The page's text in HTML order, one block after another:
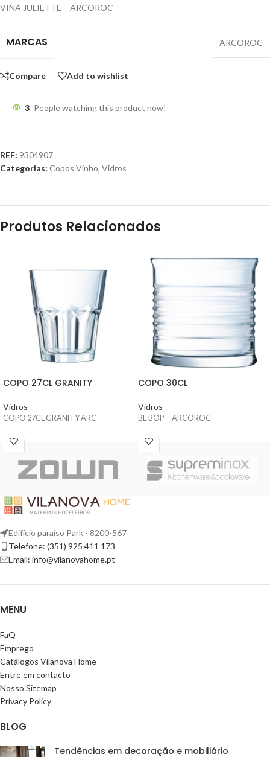
VINA JULIETTE – ARCOROC
MARCAS ARCOROC
Compare Add to wishlist
3 People watching this product now!
REF: 9304907
Categorias: Copos Vinho, Vidros
Produtos Relacionados
COPO 27CL GRANITY
Vidros
COPO 27CL GRANITY ARC
COPO 30CL
Vidros
BE BOP - ARCOROC
Edifício paraíso Park - 8200-567
Telefone: (351) 925 411 173
Email: info@vilanovahome.pt
MENU
FaQ
Emprego
Catálogos Vilanova Home
Entre em contacto
Nosso Sitemap
Privacy Policy
BLOG
Tendências em decoração e mobiliário